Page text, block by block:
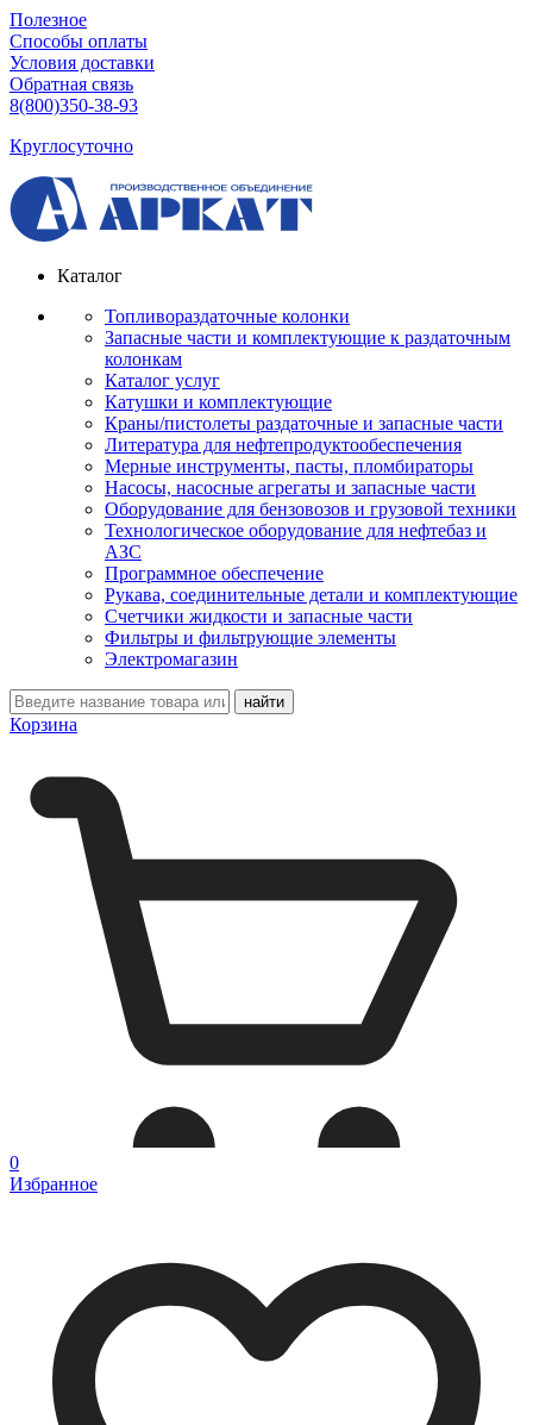
Полезное
Способы оплаты
Условия доставки
Обратная связь
8(800)350-38-93
Круглосуточно
Каталог
Топливораздаточные колонки
Запасные части и комплектующие к раздаточным
колонкам
Каталог услуг
Катушки и комплектующие
Краны/пистолеты раздаточные и запасные части
Литература для нефтепродуктообеспечения
Мерные инструменты, пасты, пломбираторы
Насосы, насосные агрегаты и запасные части
Оборудование для бензовозов и грузовой техники
Технологическое оборудование для нефтебаз и
АЗС
Программное обеспечение
Рукава, соединительные детали и комплектующие
Счетчики жидкости и запасные части
Фильтры и фильтрующие элементы
Электромагазин
Корзина
0
Избранное